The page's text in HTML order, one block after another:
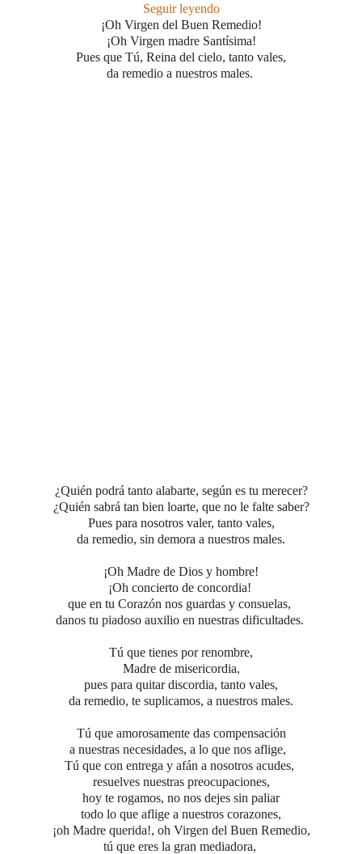
Seguir leyendo
¡Oh Virgen del Buen Remedio!
¡Oh Virgen madre Santísima!
Pues que Tú, Reina del cielo, tanto vales,
da remedio a nuestros males.
¿Quién podrá tanto alabarte, según es tu merecer?
¿Quién sabrá tan bien loarte, que no le falte saber?
Pues para nosotros valer, tanto vales,
da remedio, sin demora a nuestros males.
¡Oh Madre de Dios y hombre!
¡Oh concierto de concordia!
que en tu Corazón nos guardas y consuelas,
danos tu piadoso auxilio en nuestras dificultades.
Tú que tienes por renombre,
Madre de misericordia,
pues para quitar discordia, tanto vales,
da remedio, te suplicamos, a nuestros males.
Tú que amorosamente das compensación
a nuestras necesidades, a lo que nos aflige,
Tú que con entrega y afán a nosotros acudes,
resuelves nuestras preocupaciones,
hoy te rogamos, no nos dejes sin paliar
todo lo que aflige a nuestros corazones,
¡oh Madre querida!, oh Virgen del Buen Remedio,
tú que eres la gran mediadora,